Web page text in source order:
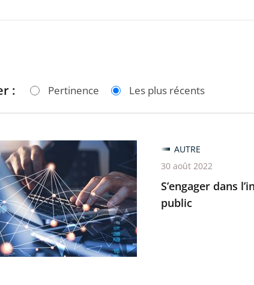
: Pertinence Les plus récents
S’engager dans
public
AUTRE
30 août 2022